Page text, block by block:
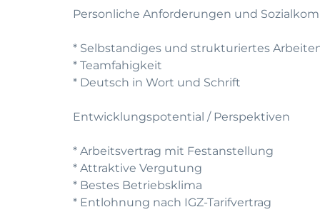
Personliche Anforderungen und
* Selbstandiges und strukturiertes
* Teamfahigkeit
* Deutsch in Wort und Schrift
Entwicklungspotential / Perspektiven
* Arbeitsvertrag mit Festanstellung
* Attraktive Vergutung
* Bestes Betriebsklima
* Entlohnung nach IGZ-Tarifvertrag